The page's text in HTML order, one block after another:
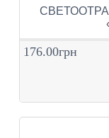
176.00грн